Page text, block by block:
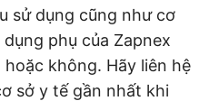
sử dụng cũng như cơ
phụ của Zapnex
không. Hãy liên hệ
sở y tế gần nhất khi